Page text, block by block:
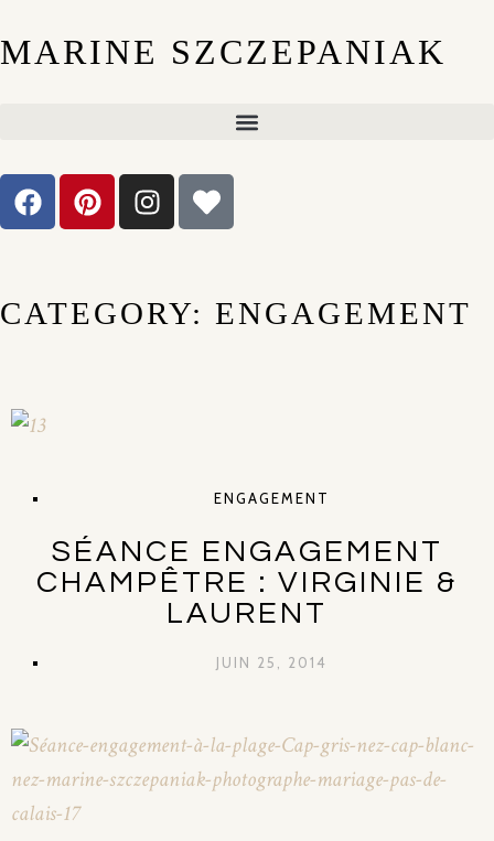
MARINE SZCZEPANIAK
CATEGORY: ENGAGEMENT
ENGAGEMENT
SÉANCE ENGAGEMENT
CHAMPÊTRE : VIRGINIE &
LAURENT
JUIN 25, 2014